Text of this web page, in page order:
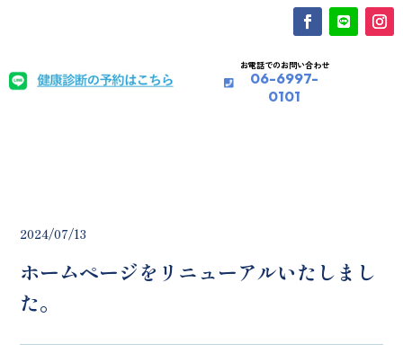
お電話でのお問い合わせ
06-6997-
0101
2024/07/13
ホームページをリニューアルいたしまし
た。